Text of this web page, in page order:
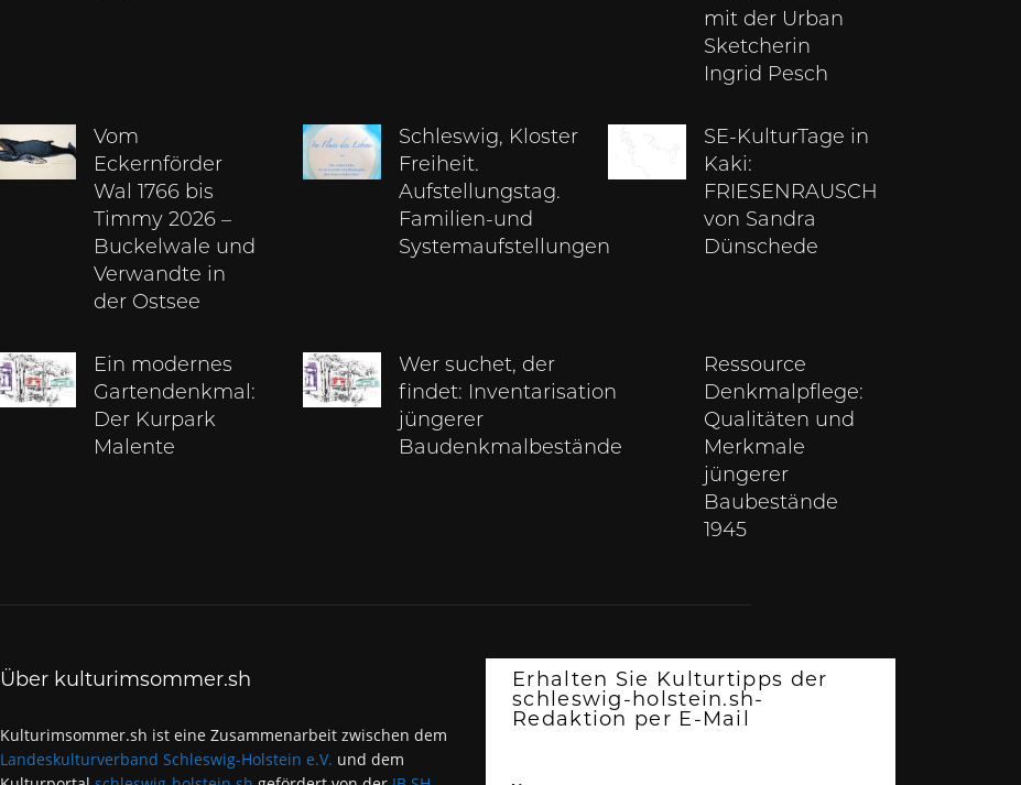
mit der Urban
Sketcherin
Ingrid Pesch
Vom
Eckernförder
Wal 1766 bis
Timmy 2026 –
Buckelwale und
Verwandte in
der Ostsee
Schleswig, Kloster
Freiheit.
Aufstellungstag.
Familien-und
Systemaufstellungen
SE-KulturTage in
Kaki:
FRIESENRAUSCH
von Sandra
Dünschede
Ein modernes
Gartendenkmal:
Der Kurpark
Malente
Wer suchet, der
findet: Inventarisation
jüngerer
Baudenkmalbestände
Ressource
Denkmalpflege:
Qualitäten und
Merkmale
jüngerer
Baubestände
1945
Über kulturimsommer.sh
Kulturimsommer.sh ist eine Zusammenarbeit zwischen dem
Landeskulturverband Schleswig-Holstein e.V. und dem
Erhalten Sie Kulturtipps der
schleswig-holstein.sh-
Redaktion per E-Mail